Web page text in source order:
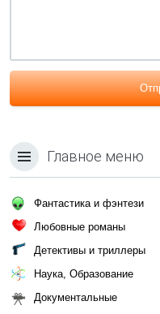
Главное меню
Фантастика и фэнтези
Любовные романы
Детективы и триллеры
Наука, Образование
Документальные